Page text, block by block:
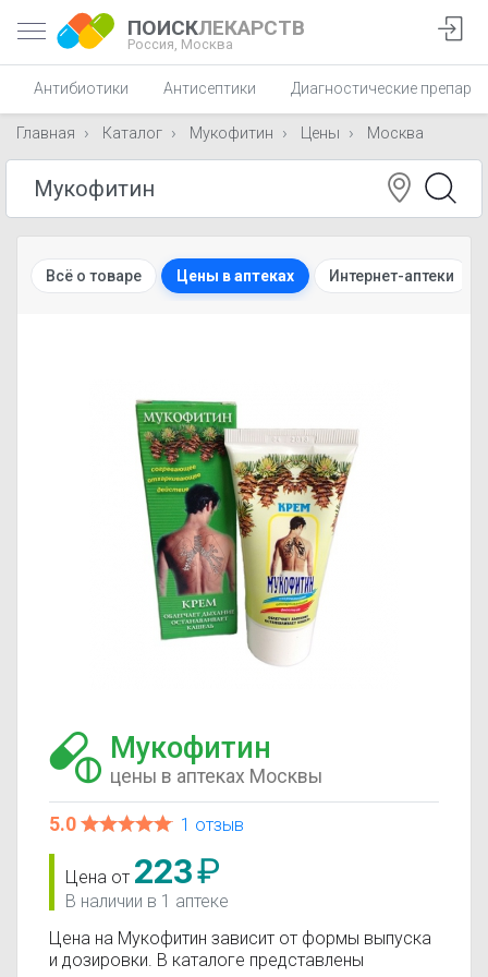
ПОИСКЛЕКАРСТВ
Россия, Москва
Антибиотики Антисептики Диагностические
Главная Каталог Мукофитин Цены Москва
Всё о товаре Цены в аптеках Интернет-аптеки
Мукофитин
цены в аптеках Москвы
5.0 1 отзыв
Цена от 223₽
В наличии в 1 аптеке
Цена на Мукофитин зависит от формы выпуска
и дозировки. В каталоге представлены